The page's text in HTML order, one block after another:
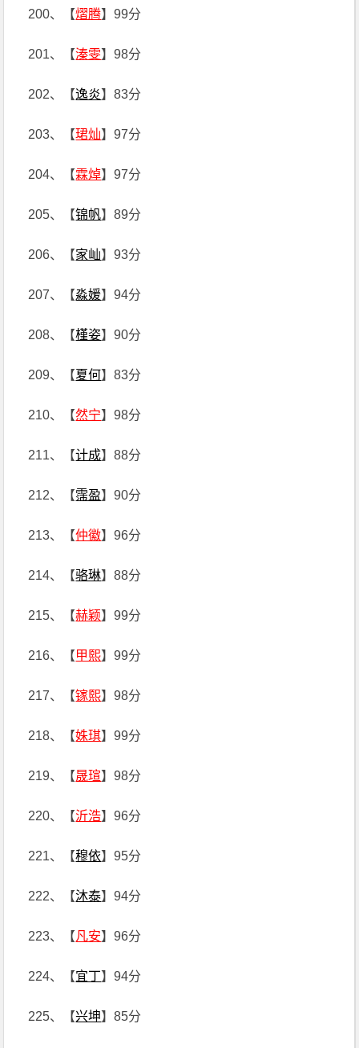
200、【熠腾】99分
201、【溱雯】98分
202、【逸炎】83分
203、【珺灿】97分
204、【霖焯】97分
205、【锦帆】89分
206、【家屾】93分
207、【淼媛】94分
208、【槿姿】90分
209、【夏何】83分
210、【然宁】98分
211、【计成】88分
212、【霈盈】90分
213、【仲徽】96分
214、【骆琳】88分
215、【赫颖】99分
216、【甲熙】99分
217、【镓熙】98分
218、【姝琪】99分
219、【晟瑄】98分
220、【沂浩】96分
221、【穆依】95分
222、【沐泰】94分
223、【凡安】96分
224、【宜丁】94分
225、【兴坤】85分